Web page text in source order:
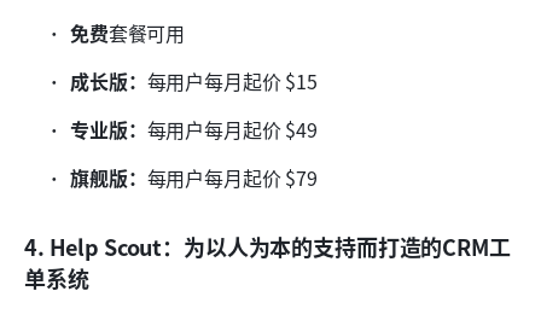
免费套餐可用
成长版： 每用户每月起价 $15
专业版： 每用户每月起价 $49
旗舰版： 每用户每月起价 $79
4. Help Scout：为以人为本的支持而打造的CRM工
单系统